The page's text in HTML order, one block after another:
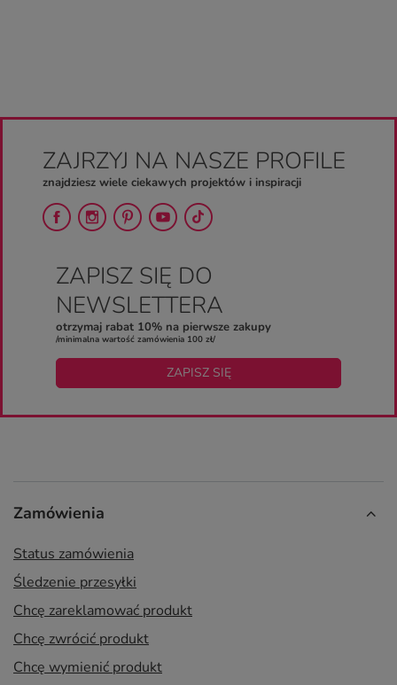
ZAJRZYJ NA NASZE PROFILE
znajdziesz wiele ciekawych projektów i inspiracji
ZAPISZ SIĘ DO
NEWSLETTERA
otrzymaj rabat 10% na pierwsze zakupy
/minimalna wartość zamówienia 100 zł/
ZAPISZ SIĘ
Zamówienia
Status zamówienia
Śledzenie przesyłki
Chcę zareklamować produkt
Chcę zwrócić produkt
Chcę wymienić produkt